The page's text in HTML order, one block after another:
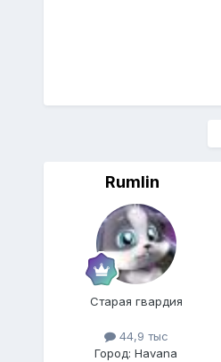
Rumlin
Старая гвардия
44,9 тыс
Город:Havana